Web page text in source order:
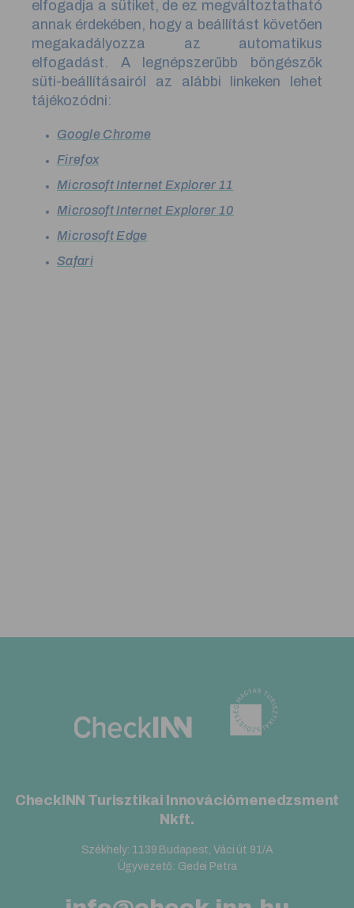
elfogadja a sütiket, de ez megváltoztatható
annak érdekében, hogy a beállítást követően
megakadályozza az automatikus
elfogadást. A legnépszerűbb böngészők
süti-beállításairól az alábbi linkeken lehet
tájékozódni:
Google Chrome
Firefox
Microsoft Internet Explorer 11
Microsoft Internet Explorer 10
Microsoft Edge
Safari
CheckINN Turisztikai Innovációmenedzsment
Nkft.
Székhely: 1139 Budapest, Váci út 91/A
Ügyvezető: Gedei Petra